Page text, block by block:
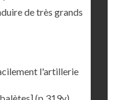
de très grands
l'artillerie